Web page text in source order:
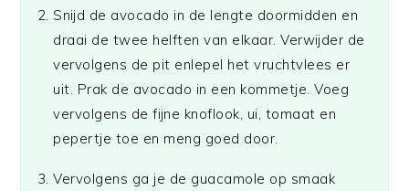
Snijd de avocado in de lengte doormidden en
draai de twee helften van elkaar. Verwijder de
vervolgens de pit enlepel het vruchtvlees er
uit. Prak de avocado in een kommetje. Voeg
vervolgens de fijne knoflook, ui, tomaat en
pepertje toe en meng goed door.
Vervolgens ga je de guacamole op smaak